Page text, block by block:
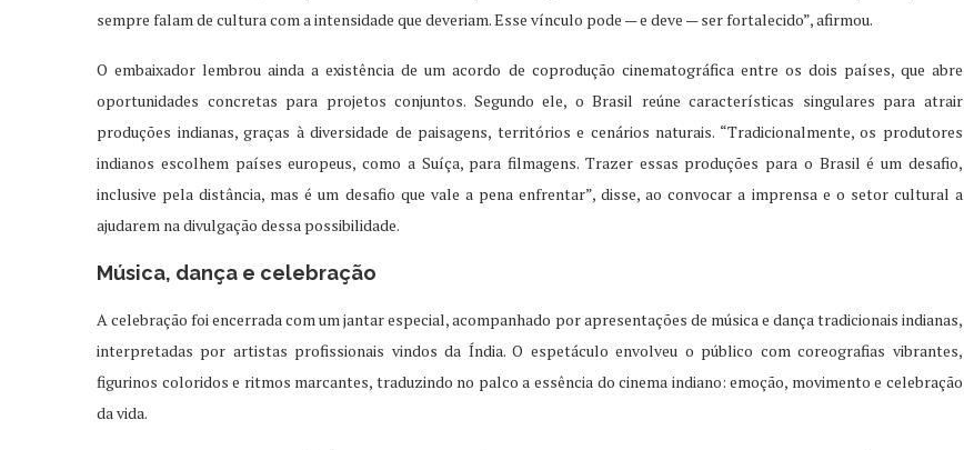
sempre falam de cultura com a intensidade que deveriam. Esse vínculo pode — e deve — ser fortalecido”, afirmou.
O embaixador lembrou ainda a existência de um acordo de coprodução cinematográfica entre os dois países, que abre
oportunidades concretas para projetos conjuntos. Segundo ele, o Brasil reúne características singulares para atrair
produções indianas, graças à diversidade de paisagens, territórios e cenários naturais. “Tradicionalmente, os produtores
indianos escolhem países europeus, como a Suíça, para filmagens. Trazer essas produções para o Brasil é um desafio,
inclusive pela distância, mas é um desafio que vale a pena enfrentar”, disse, ao convocar a imprensa e o setor cultural a
ajudarem na divulgação dessa possibilidade.
Música, dança e celebração
A celebração foi encerrada com um jantar especial, acompanhado por apresentações de música e dança tradicionais indianas,
interpretadas por artistas profissionais vindos da Índia. O espetáculo envolveu o público com coreografias vibrantes,
figurinos coloridos e ritmos marcantes, traduzindo no palco a essência do cinema indiano: emoção, movimento e celebração
da vida.